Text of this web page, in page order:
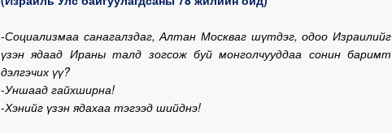
-Социализмаа санагалздаг, Алтан Москваг шүтдэг, одоо Израилийг
үзэн ядаад Ираны талд зогсож буй монголчууддаа сонин баримт
дэлгэчих үү?
-Уншаад гайхширна!
-Хэнийг үзэн ядахаа тэгээд шийднэ!